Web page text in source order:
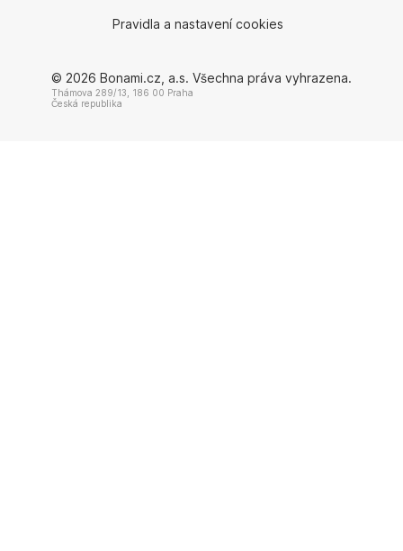
Pravidla a nastavení cookies
© 2026 Bonami.cz, a.s. Všechna práva vyhrazena.
Thámova 289/13, 186 00 Praha
Česká republika